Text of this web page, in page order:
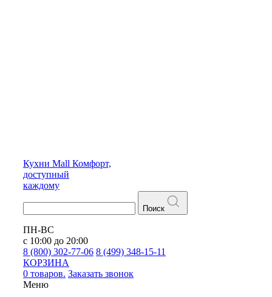
Кухни Mall Комфорт,
доступный
каждому
Поиск
ПН-ВС
с 10:00 до 20:00
8 (800) 302-77-06 8 (499) 348-15-11
КОРЗИНА
0 товаров. Заказать звонок
Меню